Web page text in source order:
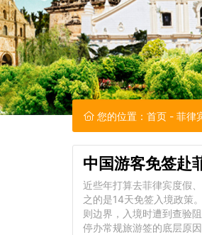
您的位置： 首页 - 菲律
中国游客免签赴
近些年打算去菲律宾度假
之的是14天免签入境政策
则边界，入境时遭到查验
停办常规旅游签的底层原